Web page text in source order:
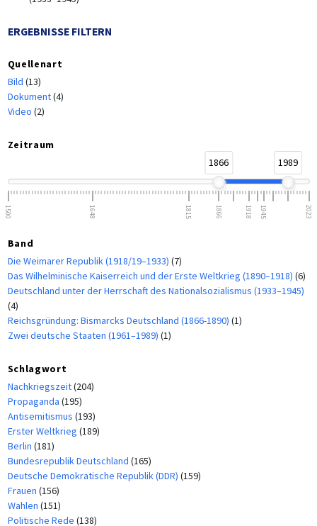
ERGEBNISSE FILTERN
Quellenart
Bild (13)
Dokument(4)
Video (2)
Zeitraum
1866
1989
1500 1648 1815 1866 1918 1945 2023
Band
Die Weimarer Republik (1918/19–1933) (7)
Das Wilhelminische Kaiserreich und der Erste Weltkrieg (1890–1918) (6)
Deutschland unter der Herrschaft des Nationalsozialismus (1933–1945)
(4)
Reichsgründung: Bismarcks Deutschland (1866-1890) (1)
Zwei deutsche Staaten (1961–1989) (1)
Schlagwort
Nachkriegszeit(204)
Propaganda (195)
Antisemitismus (193)
Erster Weltkrieg (189)
Berlin (181)
Bundesrepublik Deutschland (165)
Deutsche Demokratische Republik (DDR) (159)
Frauen (156)
Wahlen (151)
Politische Rede (138)